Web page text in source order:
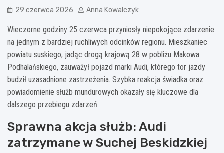
29 czerwca 2026 Anna Kowalczyk
Wieczorne godziny 25 czerwca przyniosły niepokojące zdarzenie
na jednym z bardziej ruchliwych odcinków regionu. Mieszkaniec
powiatu suskiego, jadąc drogą krajową 28 w pobliżu Makowa
Podhalańskiego, zauważył pojazd marki Audi, którego tor jazdy
budził uzasadnione zastrzeżenia. Szybka reakcja świadka oraz
powiadomienie służb mundurowych okazały się kluczowe dla
dalszego przebiegu zdarzeń.
Sprawna akcja służb: Audi
zatrzymane w Suchej Beskidzkiej